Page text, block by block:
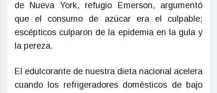
de Nueva York, refugio Emerson, argumentó
que el consumo de azúcar era el culpable;
escépticos culparon de la epidemia en la gula y
la pereza.
El edulcorante de nuestra dieta nacional acelera
cuando los refrigeradores domésticos de bajo